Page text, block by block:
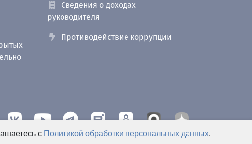
Сведения о доходах
руководителя
Противодействие коррупции
с Политикой обработки персональных данных.